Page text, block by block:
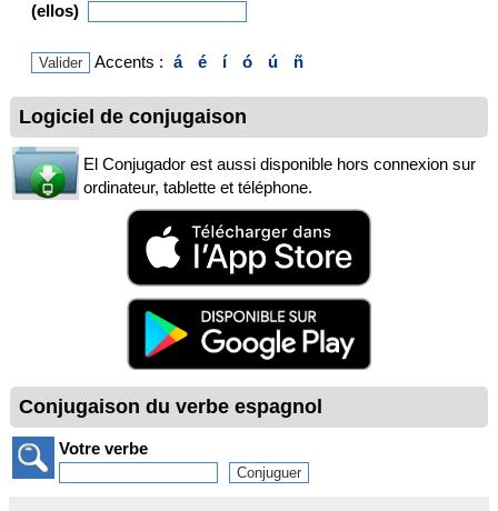
(ellos)
Accents : á é í ó ú ñ
Logiciel de conjugaison
El Conjugador est aussi disponible hors connexion sur
ordinateur, tablette et téléphone.
Conjugaison du verbe espagnol
Votre verbe